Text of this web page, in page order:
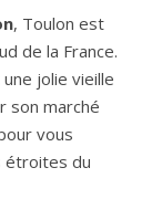
, Toulon est
de la France.
jolie vieille
son marché
vous
étroites du